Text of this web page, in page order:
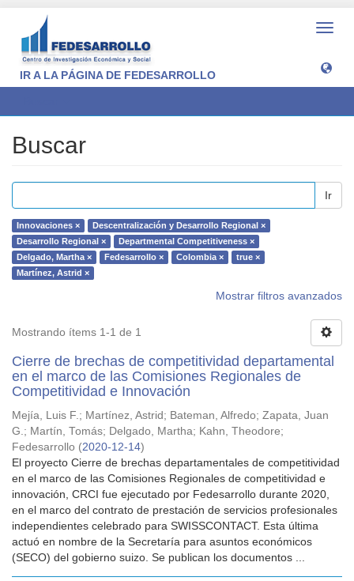
IR A LA PÁGINA DE FEDESARROLLO
Buscar
Ir
Innovaciones ×
Descentralización y Desarrollo Regional ×
Desarrollo Regional ×
Departmental Competitiveness ×
Delgado, Martha ×
Fedesarrollo × Colombia ×
true ×
Martínez, Astrid ×
Mostrar filtros avanzados
Mostrando ítems 1-1 de 1
Cierre de brechas de competitividad departamental
en el marco de las Comisiones Regionales de
Competitividad e Innovación
Mejía, Luis F.; Martínez, Astrid ; Bateman, Alfredo; Zapata, Juan
G.; Martín, Tomás; Delgado, Martha; Kahn, Theodore;
Fedesarrollo (2020-12-14)
El proyecto Cierre de brechas departamentales de competitividad
en el marco de las Comisiones Regionales de competitividad e
innovación, CRCI fue ejecutado por Fedesarrollo durante 2020,
en el marco del contrato de prestación de servicios profesionales
independientes celebrado para SWISSCONTACT. Esta última
actuó en nombre de la Secretaría para asuntos económicos
(SECO) del gobierno suizo. Se publican los documentos ...